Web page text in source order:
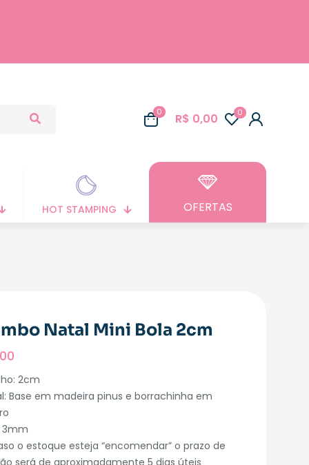
0 R$ 0,00 0
HOT STAMPING OFERTAS
Natal Mini Bola 2cm
2cm
Base em madeira pinus e borrachinha em
3mm
o estoque esteja “encomendar” o prazo de
será de aproximadamente 5 dias úteis